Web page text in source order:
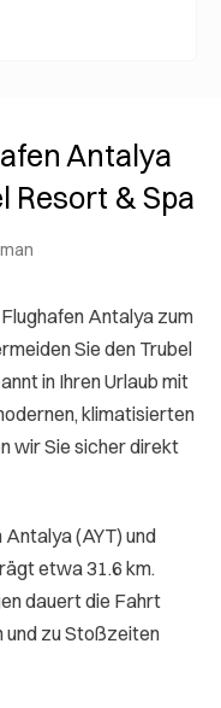
Antalya
Resort & Spa
Antalya zum
Sie den Trubel
in Ihren Urlaub mit
klimatisierten
wir Sie sicher direkt
(AYT) und
etwa 31.6 km.
dauert die Fahrt
und zu Stoßzeiten